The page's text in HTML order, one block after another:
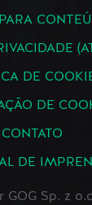
DE
DE
CONTATO
DE
Sp. z